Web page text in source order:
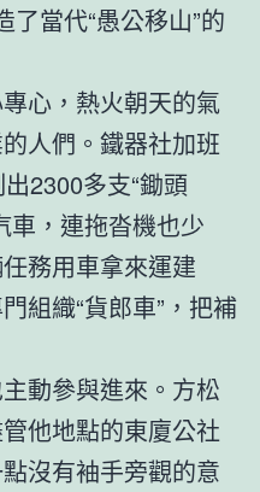
當代“愚公移山”的
心，熱火朝天的氣
人們。鐵器社加班
2300多支“鋤頭
車，連拖沓機也少
務用車拿來運建
組織“貨郎車”，把補
動參與進來。方松
他地點的東廈公社
沒有袖手旁觀的意